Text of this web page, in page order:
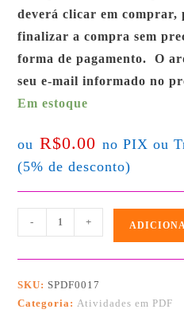
deverá clicar em comprar,
finalizar a compra sem
forma de pagamento. O
seu e-mail informado no
Em estoque
ou R$0.00 no PIX ou
(5% de desconto)
- +
SKU: SPDF0017
Categoria:Atividades em PDF